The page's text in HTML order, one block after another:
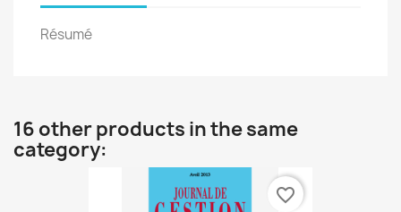
Résumé
16 other products in the same
category:
favorite_border